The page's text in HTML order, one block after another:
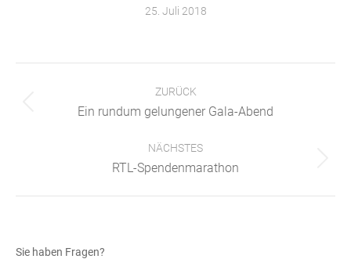
25. Juli 2018
ZURÜCK
Vorheriger
Ein rundum gelungener Gala-Abend
NÄCHSTES
Nächster
RTL-Spendenmarathon
Sie haben Fragen?